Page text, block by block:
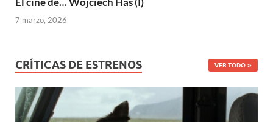
7 marzo, 2026
CRÍTICAS DE ESTRENOS VER TODO